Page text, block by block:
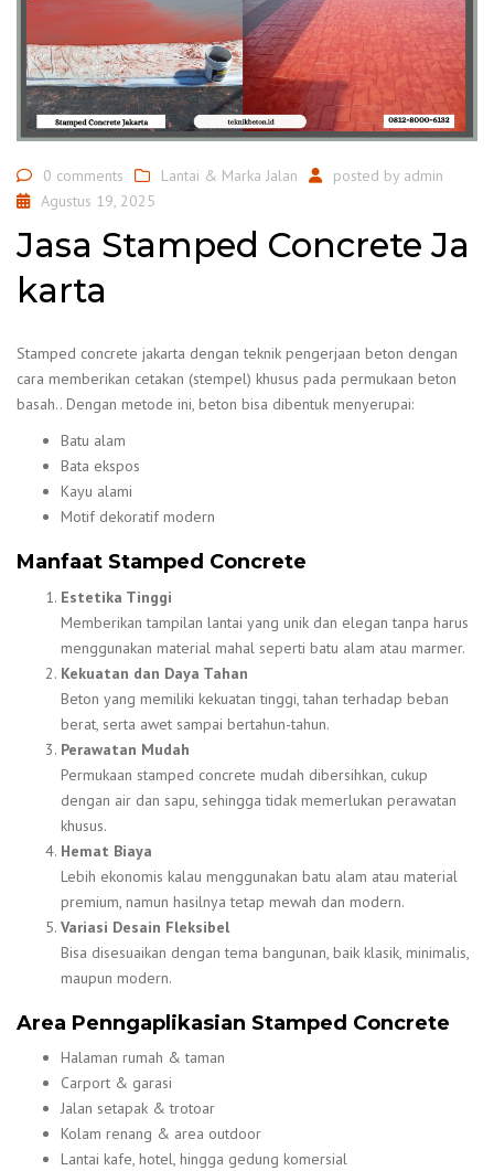
0 comments Lantai & Marka Jalan posted by admin
Agustus 19, 2025
Jasa Stamped Concrete Ja
karta
Stamped concrete jakarta dengan teknik pengerjaan beton dengan
cara memberikan cetakan (stempel) khusus pada permukaan beton
basah.. Dengan metode ini, beton bisa dibentuk menyerupai:
Batu alam
Bata ekspos
Kayu alami
Motif dekoratif modern
Manfaat Stamped Concrete
Estetika Tinggi
Memberikan tampilan lantai yang unik dan elegan tanpa harus
menggunakan material mahal seperti batu alam atau marmer.
Kekuatan dan Daya Tahan
Beton yang memiliki kekuatan tinggi, tahan terhadap beban
berat, serta awet sampai bertahun-tahun.
Perawatan Mudah
Permukaan stamped concrete mudah dibersihkan, cukup
dengan air dan sapu, sehingga tidak memerlukan perawatan
khusus.
Hemat Biaya
Lebih ekonomis kalau menggunakan batu alam atau material
premium, namun hasilnya tetap mewah dan modern.
Variasi Desain Fleksibel
Bisa disesuaikan dengan tema bangunan, baik klasik, minimalis,
maupun modern.
Area Penngaplikasian Stamped Concrete
Halaman rumah & taman
Carport & garasi
Jalan setapak & trotoar
Kolam renang & area outdoor
Lantai kafe, hotel, hingga gedung komersial